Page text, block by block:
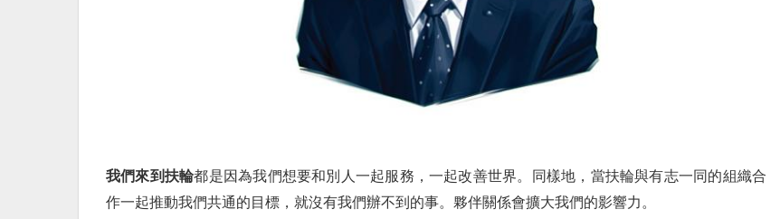
我們來到扶輪都是因為我們想要和別人一起服務，一起改善世界。同樣地，當扶輪與有志一同的組織合
作一起推動我們共通的目標，就沒有我們辦不到的事。夥伴關係會擴大我們的影響力。